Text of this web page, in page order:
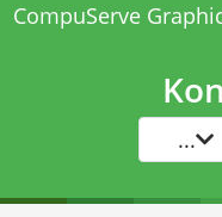
CompuServe
...